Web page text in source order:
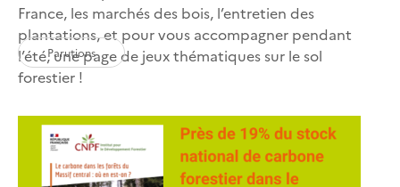
France, les marchés des bois, l’entretien des
plantations, et pour vous accompagner pendant
l’été, une page de jeux thématiques sur le sol
forestier !
Parutions